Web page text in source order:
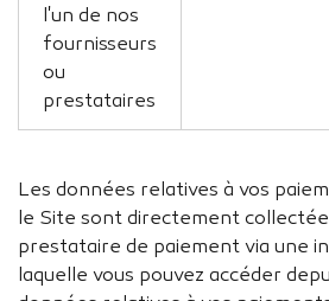
l'un de nos
fournisseurs
ou
prestataires
Les données relatives à vos
le Site sont directement
prestataire de paiement via une
laquelle vous pouvez accéder